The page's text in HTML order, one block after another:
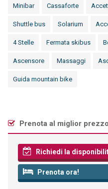
Minibar Cassaforte
Shuttle bus Solarium
4 Stelle Fermata skibus
Ascensore Massaggi
Guida mountain bike
Prenota al miglior
Richiedi la
Prenota ora!